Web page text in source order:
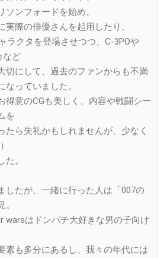
ンフォードを始め、
実際の俳優さんを起用したり、
ラクタを登場させつつ、C-3POや
など
切にして、過去のファンからも不満
っていました。
得意のCGも美しく、内容や戦闘シー
を
たら失礼かもしれませんが、少なく
。
したが、一緒に行った人は「007の
warsはドンパチ大好きな男の子向け
素も多分にあるし、我々の年代には